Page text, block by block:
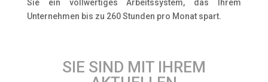
Sie ein vollwertiges Arbeitssystem, das Ihrem
Unternehmen bis zu 260 Stunden pro Monat spart.
SIE SIND MIT IHREM